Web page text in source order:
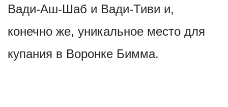
Вади-Аш-Шаб и Вади-Тиви и,
конечно же, уникальное место для
купания в Воронке Бимма.